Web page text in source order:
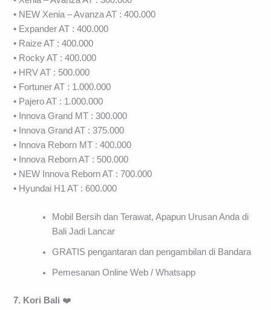
• NEW Xenia – Avanza AT : 400.000
• Expander AT : 400.000
• Raize AT : 400.000⠀
• Rocky AT : 400.000⠀
• HRV AT : 500.000
• Fortuner AT : 1.000.000
• Pajero AT : 1.000.000
• Innova Grand MT : 300.000
• Innova Grand AT : 375.000
• Innova Reborn MT : 400.000⠀⠀⠀
• Innova Reborn AT : 500.000⠀
• NEW Innova Reborn AT : 700.000⠀
• Hyundai H1 AT : 600.000
Mobil Bersih dan Terawat, Apapun Urusan Anda di
Bali Jadi Lancar
GRATIS pengantaran dan pengambilan di Bandara
Pemesanan Online Web / Whatsapp
7. Kori Bali ❤️